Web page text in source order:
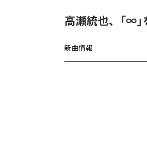
高瀬統也、「∞
新曲情報